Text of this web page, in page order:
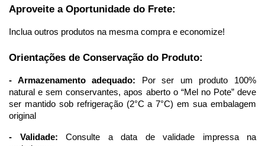
Aproveite a Oportunidade do Frete:
Inclua outros produtos na mesma compra e economize!
Orientações de Conservação do Produto:
- Armazenamento adequado: Por ser um produto 100%
natural e sem conservantes, apos aberto o “Mel no Pote” deve
ser mantido sob refrigeração (2°C a 7°C) em sua embalagem
original
- Validade: Consulte a data de validade impressa na